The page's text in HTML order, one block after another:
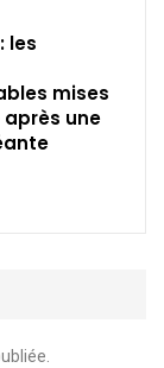
les
mises
une